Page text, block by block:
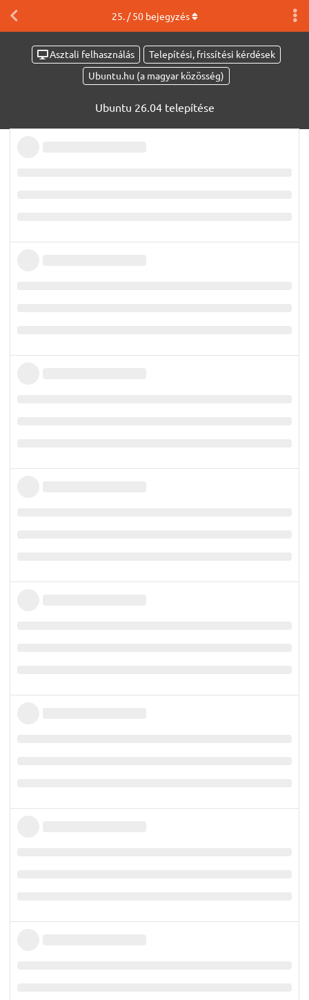
Asztali felhasználás
Telepítési, frissítési kérdések
Ubuntu.hu (a magyar közösség)
Ubuntu 26.04 telepítése
25. /50bejegyzés